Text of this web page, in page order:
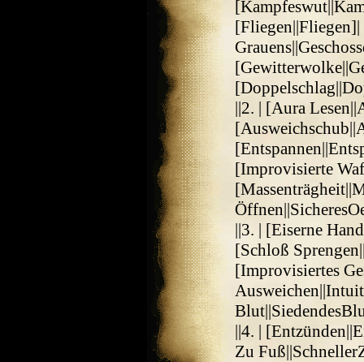
[Fliegen||Fliegen]|
||2. | [Aura
[Improvisierte
||3. | [Eiserne
[Schloß
[Improvisiertes
||4. |
Zu